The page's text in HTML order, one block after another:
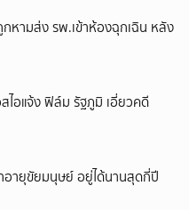
กหามส่ง รพ.เข้าห้องฉุกเฉิน หลัง
ไอแจ้ง ฟิล์ม รัฐภูมิ เอี่ยวคดี
อายุขัยมนุษย์ อยู่ได้นานสุดกี่ปี